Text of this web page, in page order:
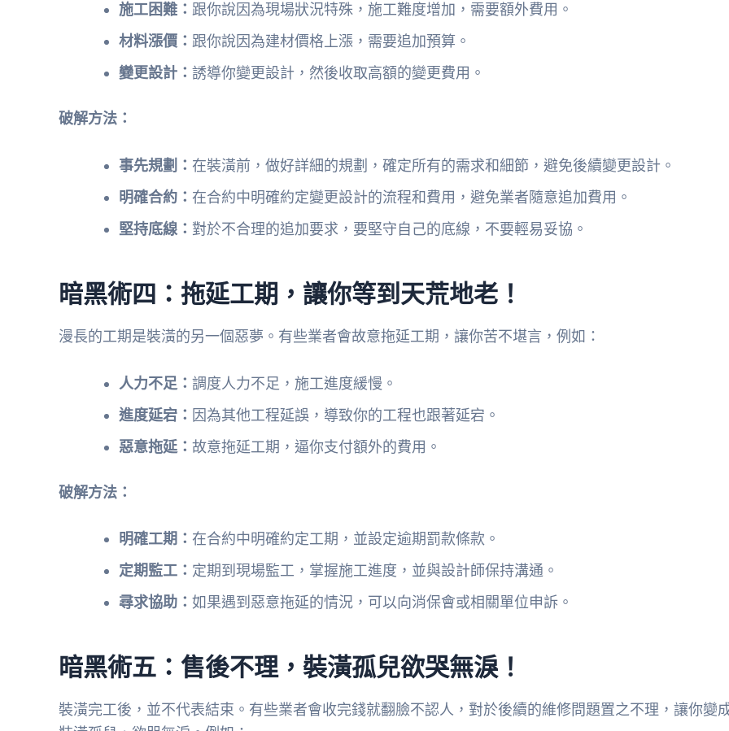
施工困難： 跟你說因為現場狀況特殊，施工難度增加，需要額外費用。
材料漲價： 跟你說因為建材價格上漲，需要追加預算。
變更設計： 誘導你變更設計，然後收取高額的變更費用。
破解方法：
事先規劃： 在裝潢前，做好詳細的規劃，確定所有的需求和細節，避免後續變更設計。
明確合約： 在合約中明確約定變更設計的流程和費用，避免業者隨意追加費用。
堅持底線： 對於不合理的追加要求，要堅守自己的底線，不要輕易妥協。
暗黑術四：拖延工期，讓你等到天荒地老！
漫長的工期是裝潢的另一個惡夢。有些業者會故意拖延工期，讓你苦不堪言，例如：
人力不足： 調度人力不足，施工進度緩慢。
進度延宕： 因為其他工程延誤，導致你的工程也跟著延宕。
惡意拖延： 故意拖延工期，逼你支付額外的費用。
破解方法：
明確工期： 在合約中明確約定工期，並設定逾期罰款條款。
定期監工： 定期到現場監工，掌握施工進度，並與設計師保持溝通。
尋求協助： 如果遇到惡意拖延的情況，可以向消保會或相關單位申訴。
暗黑術五：售後不理，裝潢孤兒欲哭無淚！
裝潢完工後，並不代表結束。有些業者會收完錢就翻臉不認人，對於後續的維修問題置之不理，讓你變